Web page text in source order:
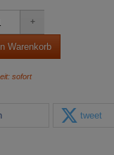
Warenkorb
sofort
tweet